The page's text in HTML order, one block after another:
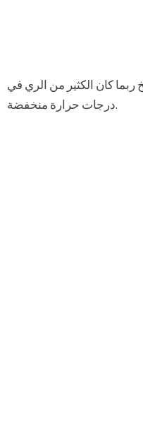
كان الكثير من الري في
درجات حرارة منخفضة.